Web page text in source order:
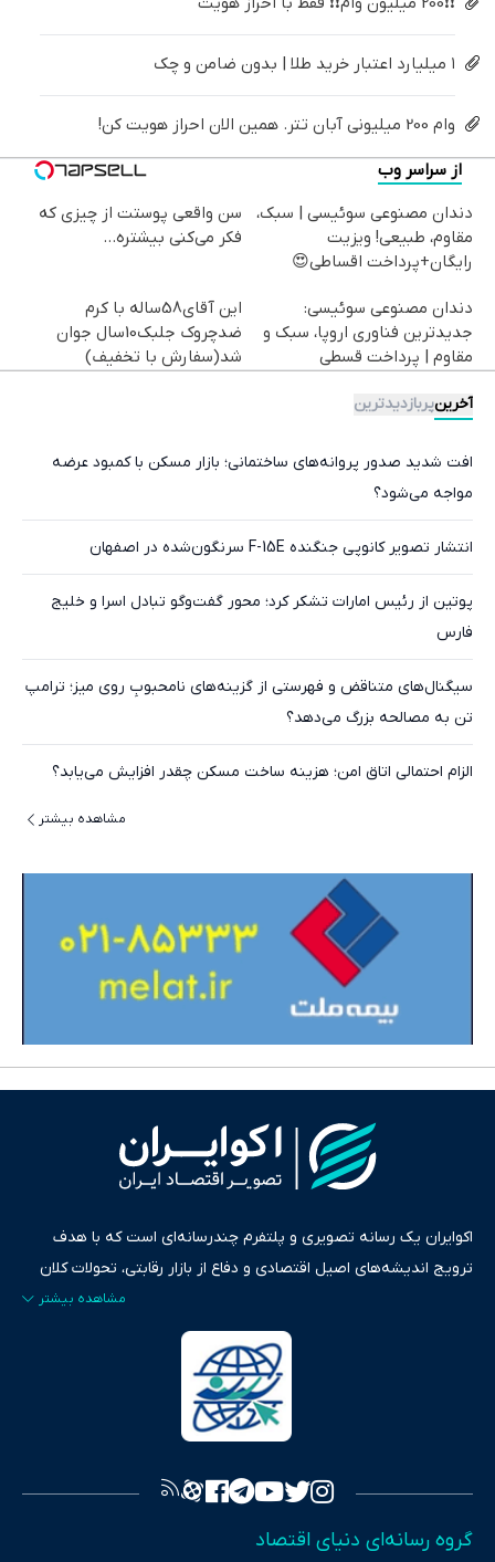
۱ میلیارد اعتبار خرید طلا | بدون ضامن و چک
وام 200 میلیونی آبان تتر. همین الان احراز هویت کن!
از سراسر وب
دندان مصنوعی سوئیسی | سبک،
مقاوم، طبیعی! ویزیت
رایگان+پرداخت اقساطی😍
سن واقعی پوستت از چیزی که
فکر می‌کنی بیشتره...
دندان مصنوعی سوئیسی:
جدیدترین فناوری اروپا، سبک و
مقاوم | پرداخت قسطی
این آقای58ساله با کرم
ضدچروک جلبک10سال جوان
شد(سفارش با تخفیف)
آخرینپربازدیدترین
افت شدید صدور پروانه‌های ساختمانی؛ بازار مسکن با کمبود عرضه
مواجه می‌شود؟
انتشار تصویر کانوپی جنگنده F-15E سرنگون‌شده در اصفهان
پوتین از رئیس امارات تشکر کرد؛ محور گفت‌وگو تبادل اسرا و خلیج
فارس
سیگنال‌های متناقض و فهرستی از گزینه‌های نامحبوبِ روی میز؛ ترامپ
تن به مصالحه بزرگ می‌دهد؟
الزام احتمالی اتاق امن؛ هزینه ساخت مسکن چقدر افزایش می‌یابد؟
مشاهده بیشتر
اکوایران یک رسانه تصویری و پلتفرم چندرسانه‌ای است که با هدف
ترویج اندیشه‌های اصیل اقتصادی و دفاع از بازار رقابتی، تحولات کلان
ایران و جهان را در قالب‌های ویدیو، پادکست، متن و گزارش‌های تحلیلی
پایش می‌کند. این رسانه به عنوان منبعی دقیق و قابل اعتماد، فراتر از
اطلاع‌رسانی صرف، به تبیین سیاست‌ها و کارکردهای بازارهای مالی،
سرمایه‌گذاری، تجارت و حوزه‌های نوظهور می‌پردازد. اکوایران با پایبندی
به اصول «انصاف، امانت و صداقت»، بستری برای انعکاس آراء متنوع
تصویری شفاف از واقعیت‌های اقتصادی ارائه دهد. ما در اکوایران با
چالش‌های فقر و بیکاری را جست‌وجو کرده و در کنار تحلیل آمارها،
گروه رسانه‌ای دنیای اقتصاد